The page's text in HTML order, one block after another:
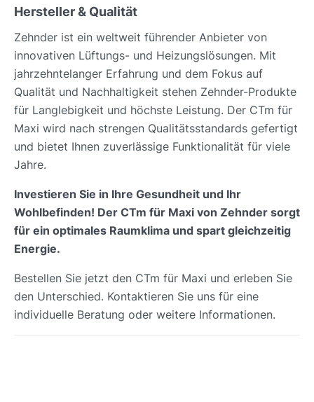
Hersteller & Qualität
Zehnder ist ein weltweit führender Anbieter von
innovativen Lüftungs- und Heizungslösungen. Mit
jahrzehntelanger Erfahrung und dem Fokus auf
Qualität und Nachhaltigkeit stehen Zehnder-Produkte
für Langlebigkeit und höchste Leistung. Der CTm für
Maxi wird nach strengen Qualitätsstandards gefertigt
und bietet Ihnen zuverlässige Funktionalität für viele
Jahre.
Investieren Sie in Ihre Gesundheit und Ihr
Wohlbefinden! Der CTm für Maxi von Zehnder sorgt
für ein optimales Raumklima und spart gleichzeitig
Energie.
Bestellen Sie jetzt den CTm für Maxi und erleben Sie
den Unterschied. Kontaktieren Sie uns für eine
individuelle Beratung oder weitere Informationen.